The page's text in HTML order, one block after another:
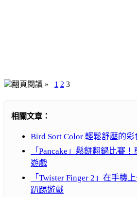
翻頁閱讀 » 1 2 3
相關文章：
Bird Sort Color 輕鬆舒壓的
「Pancake」鬆餅翻鍋比賽
遊戲
「Twister Finger 2」在手機
趴踢遊戲